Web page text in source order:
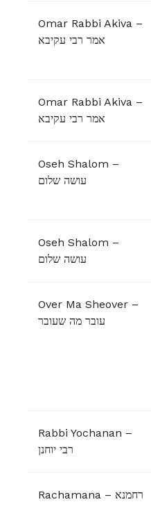
Omar Rabbi Akiva –
אמר רבי עקיבא
Omar Rabbi Akiva –
אמר רבי עקיבא
Oseh Shalom –
עושה שלום
Oseh Shalom –
עושה שלום
Over Ma Sheover –
עובר מה שעובר
Rabbi Yochanan –
רבי יוחנן
Rachamana – רחמנא